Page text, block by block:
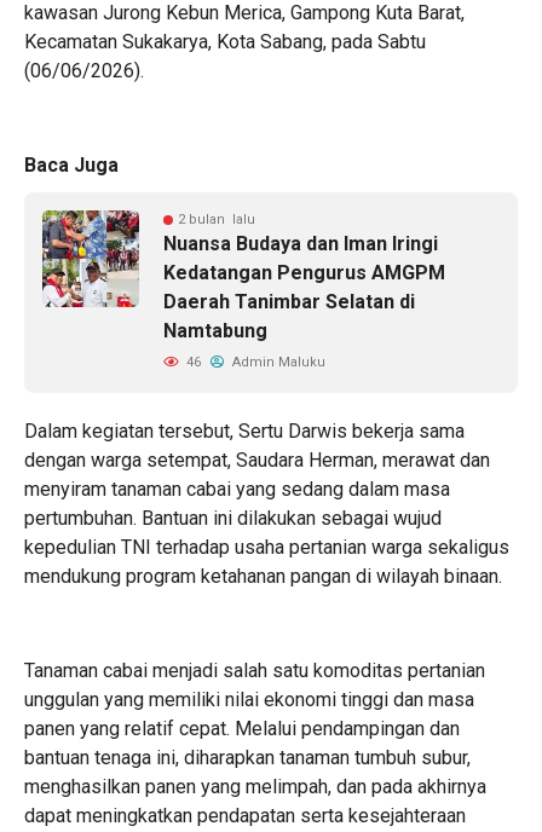
kawasan Jurong Kebun Merica, Gampong Kuta Barat,
Kecamatan Sukakarya, Kota Sabang, pada Sabtu
(06/06/2026).
Baca Juga
2 bulan lalu
Nuansa Budaya dan Iman Iringi
Kedatangan Pengurus AMGPM
Daerah Tanimbar Selatan di
Namtabung
46 Admin Maluku
Dalam kegiatan tersebut, Sertu Darwis bekerja sama
dengan warga setempat, Saudara Herman, merawat dan
menyiram tanaman cabai yang sedang dalam masa
pertumbuhan. Bantuan ini dilakukan sebagai wujud
kepedulian TNI terhadap usaha pertanian warga sekaligus
mendukung program ketahanan pangan di wilayah binaan.
Tanaman cabai menjadi salah satu komoditas pertanian
unggulan yang memiliki nilai ekonomi tinggi dan masa
panen yang relatif cepat. Melalui pendampingan dan
bantuan tenaga ini, diharapkan tanaman tumbuh subur,
menghasilkan panen yang melimpah, dan pada akhirnya
dapat meningkatkan pendapatan serta kesejahteraan